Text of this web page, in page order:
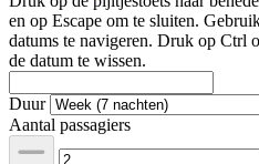
en op Escape om te sluiten.
datums te navigeren. Druk op Ctrl
de datum te wissen.
Duur
Aantal passagiers